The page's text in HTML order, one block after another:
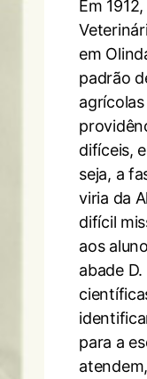
Em
em
padrão
difíceis,
seja, a
viria da
difícil
aos
abade
para a